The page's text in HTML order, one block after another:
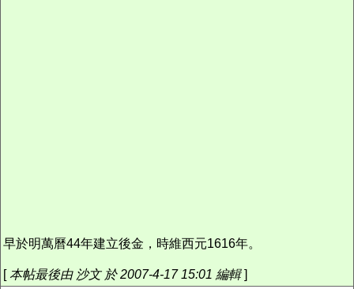
早於明萬曆44年建立後金，時維西元1616年。
[本帖最後由 沙文 於 2007-4-17 15:01 編輯]